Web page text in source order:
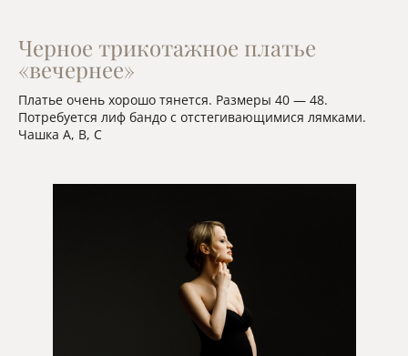
Черное трикотажное платье
«вечернее»
Платье очень хорошо тянется. Размеры 40 — 48.
Потребуется лиф бандо с отстегивающимися лямками.
Чашка A, B, C